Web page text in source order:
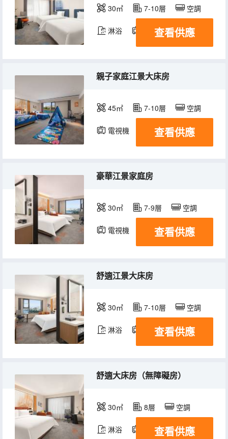
30㎡ 7-10層 空調
淋浴 電視機 冰箱
查看供應
親子家庭江景大床房
45㎡ 7-10層 空調
電視機 冰箱
查看供應
豪華江景家庭房
30㎡ 7-9層 空調
電視機 查看供應
舒適江景大床房
30㎡ 7-10層 空調
淋浴 電視機 冰箱
查看供應
舒適大床房（無障礙房）
30㎡ 8層 空調
淋浴 電視機 冰箱
查看供應